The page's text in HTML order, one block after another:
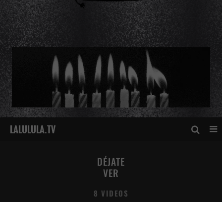
¿QUÉ ES ESTO?
DÉJATE
VER
8 VIDEOS